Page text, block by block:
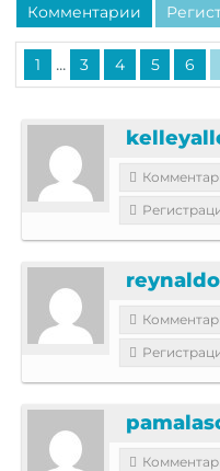
Комментарии
1 ... 3 4 5 6